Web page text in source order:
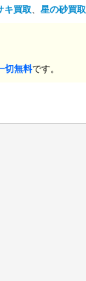
キ買取、 星の砂買取
切無料です。